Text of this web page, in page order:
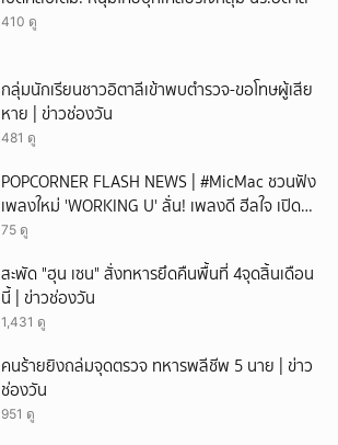
410 ดู
กลุ่มนักเรียนชาวอิตาลีเข้าพบตำรวจ-ขอโทษผู้เสีย
หาย | ข่าวช่องวัน
481 ดู
POPCORNER FLASH NEWS | #MicMac ชวนฟัง
เพลงใหม่ 'WORKING U' ลั่น! เพลงดี ฮีลใจ เปิด
ฟังได้ทุกสถานการณ์
75 ดู
สะพัด "ฮุน เซน" สั่งทหารยึดคืนพื้นที่ 4จุดสิ้นเดือน
นี้ | ข่าวช่องวัน
1,431 ดู
คนร้ายยิงถล่มจุดตรวจ ทหารพลีชีพ 5 นาย | ข่าว
ช่องวัน
951 ดู